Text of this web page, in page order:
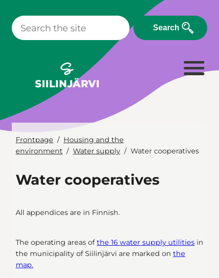
content
Search
Frontpage
Housing and the
environment
Water supply Water cooperatives
Water cooperatives
All appendices are in Finnish.
The operating areas ofthe 16 water supply utilities in
the municipality of Siilinjärvi are marked on the
map.